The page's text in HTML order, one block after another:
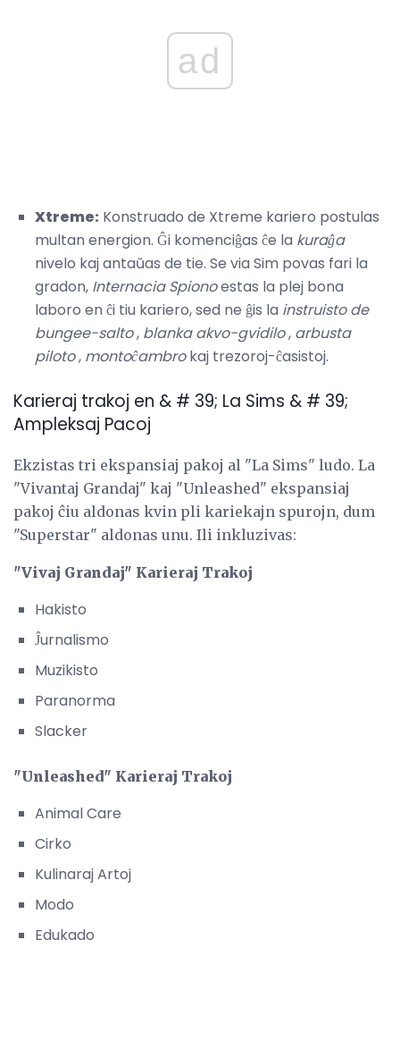
ad
Xtreme: Konstruado de Xtreme kariero postulas
multan energion. Ĝi komenciĝas ĉe la kuraĝa
nivelo kaj antaŭas de tie. Se via Sim povas fari la
gradon, Internacia Spionoestas la plej bona
laboro en ĉi tiu kariero, sed ne ĝis la instruisto de
bungee-salto, blanka akvo-gvidilo, arbusta
piloto, montoĉambrokaj trezoroj-ĉasistoj.
Karieraj trakoj en & # 39; La Sims & # 39;
Ampleksaj Pacoj
Ekzistas tri ekspansiaj pakoj al "La Sims" ludo. La
"Vivantaj Grandaj" kaj "Unleashed" ekspansiaj
pakoj ĉiu aldonas kvin pli kariekajn spurojn, dum
"Superstar" aldonas unu. Ili inkluzivas:
"Vivaj Grandaj" Karieraj Trakoj
Hakisto
Ĵurnalismo
Muzikisto
Paranorma
Slacker
"Unleashed" Karieraj Trakoj
Animal Care
Cirko
Kulinaraj Artoj
Modo
Edukado